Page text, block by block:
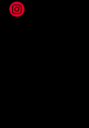
Instagram